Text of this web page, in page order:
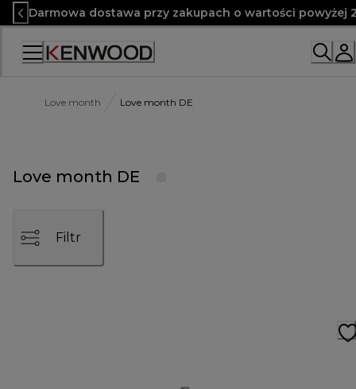
Skip
to
Content
Darmowa dostawa przy zakupach o wartości powyżej
Love month Love month DE
Love month DE
Filtr